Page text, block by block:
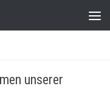
unserer